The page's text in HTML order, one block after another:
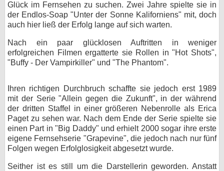
Glück im Fernsehen zu suchen. Zwei Jahre spielte sie in
der Endlos-Soap "Unter der Sonne Kaliforniens" mit, doch
auch hier ließ der Erfolg lange auf sich warten.
Nach ein paar glücklosen Auftritten in weniger
erfolgreichen Filmen ergatterte sie Rollen in "Hot Shots",
"Buffy - Der Vampirkiller" und "The Phantom".
Ihren richtigen Durchbruch schaffte sie jedoch erst 1989
mit der Serie "Allein gegen die Zukunft", in der während
der dritten Staffel in einer größeren Nebenrolle als Erica
Paget zu sehen war. Nach dem Ende der Serie spielte sie
einen Part in "Big Daddy" und erhielt 2000 sogar ihre erste
eigene Fernsehserie "Grapevine", die jedoch nach nur fünf
Folgen wegen Erfolglosigkeit abgesetzt wurde.
Seither ist es still um die Darstellerin geworden. Anstatt
Datenschutz
Cookie-Einstellungen
Impressum